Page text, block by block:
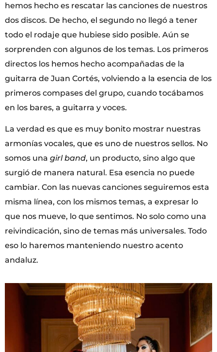
hemos hecho es rescatar las canciones de nuestros
dos discos. De hecho, el segundo no llegó a tener
todo el rodaje que hubiese sido posible. Aún se
sorprenden con algunos de los temas. Los primeros
directos los hemos hecho acompañadas de la
guitarra de Juan Cortés, volviendo a la esencia de los
primeros compases del grupo, cuando tocábamos
en los bares, a guitarra y voces.
La verdad es que es muy bonito mostrar nuestras
armonías vocales, que es uno de nuestros sellos. No
somos una girl band, un producto, sino algo que
surgió de manera natural. Esa esencia no puede
cambiar. Con las nuevas canciones seguiremos esta
misma línea, con los mismos temas, a expresar lo
que nos mueve, lo que sentimos. No solo como una
reivindicación, sino de temas más universales. Todo
eso lo haremos manteniendo nuestro acento
andaluz.